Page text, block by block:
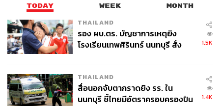
TAGS: ปัญญาประดิษฐ์ (Artificial intelligence - AI)
ผลลัพธ์
Kasikorn Business-Technology Group (KBTG)
TODAY WEEK MONTH
THAILAND
รอง ผบ.ตร. บัญชาการเหตุยิง
โรงเรียนเทพศิรินทร์ นนทบุรี สั่ง
1.5K
THAILAND
สื่อนอกจับตากราดยิง รร. ใน
นนทบุรี ชี้ไทยมีอัตราครอบครองปืน
1.4K